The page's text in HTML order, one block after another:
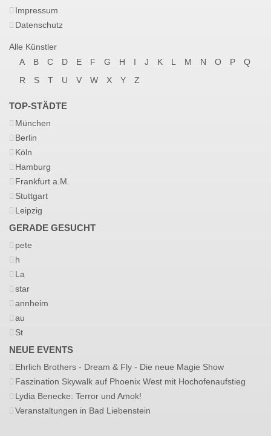
Impressum
Datenschutz
Alle Künstler
A
B C D E F G H I J K L M N O P
Q
R
S T U V W X Y Z
TOP-STÄDTE
München
Berlin
Köln
Hamburg
Frankfurt a.M.
Stuttgart
Leipzig
GERADE GESUCHT
pete
h
La
star
annheim
au
St
NEUE EVENTS
Ehrlich Brothers - Dream & Fly - Die neue Magie Show
Faszination Skywalk auf Phoenix West mit Hochofenaufstieg
Lydia Benecke: Terror und Amok!
Veranstaltungen in Bad Liebenstein